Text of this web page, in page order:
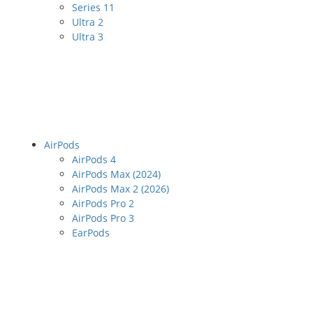
Series 11
Ultra 2
Ultra 3
AirPods
AirPods 4
AirPods Max (2024)
AirPods Max 2 (2026)
AirPods Pro 2
AirPods Pro 3
EarPods